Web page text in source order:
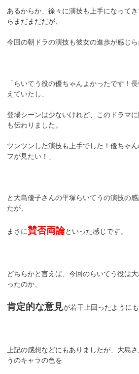
あるからか、徐々に演技も上手になって
らまだまだだが、
今回の朝ドラの演技も彼女の進歩が感じら
「らいてう役の優ちゃんよかったです！
えていたし、
登場シーンは少ないけれど、このドラマ
も伝わりました。
ツンツンした演技も上手でした！優ちゃ
フが見たい！」
と大島優子さんの平塚らいてうの演技の
たが、
まさに賛否両論といった感じです。
どちらかと言えば、今回のらいてう役は
ったのか、
肯定的な意見が若干上回ったようにも
上記の感想などにもありましたが、大島
うのキャラの色を